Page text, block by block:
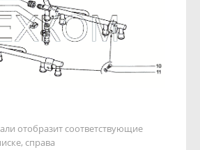
отобразит соответствующие
справа